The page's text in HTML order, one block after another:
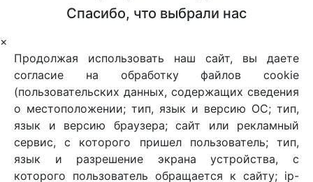
Спасибо, что выбрали нас
×
Продолжая использовать наш сайт, вы даете
согласие на обработку файлов cookie
(пользовательских данных, содержащих сведения
о местоположении; тип, язык и версию ОС; тип,
язык и версию браузера; сайт или рекламный
сервис, с которого пришел пользователь; тип,
язык и разрешение экрана устройства, с
которого пользователь обращается к сайту; ip-